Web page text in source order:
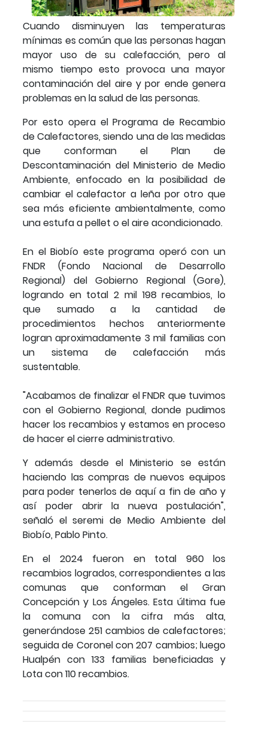
Cuando disminuyen las temperaturas
mínimas es común que las personas hagan
mayor uso de su calefacción, pero al
mismo tiempo esto provoca una mayor
contaminación del aire y por ende genera
problemas en la salud de las personas.
Por esto opera el Programa de Recambio
de Calefactores, siendo una de las medidas
que conforman el Plan de
Descontaminación del Ministerio de Medio
Ambiente, enfocado en la posibilidad de
cambiar el calefactor a leña por otro que
sea más eficiente ambientalmente, como
una estufa a pellet o el aire acondicionado.
En el Biobío este programa operó con un
FNDR (Fondo Nacional de Desarrollo
Regional) del Gobierno Regional (Gore),
logrando en total 2 mil 198 recambios, lo
que sumado a la cantidad de
procedimientos hechos anteriormente
logran aproximadamente 3 mil familias con
un sistema de calefacción más
sustentable.
"Acabamos de finalizar el FNDR que tuvimos
con el Gobierno Regional, donde pudimos
hacer los recambios y estamos en proceso
de hacer el cierre administrativo.
Y además desde el Ministerio se están
haciendo las compras de nuevos equipos
para poder tenerlos de aquí a fin de año y
así poder abrir la nueva postulación",
señaló el seremi de Medio Ambiente del
Biobío, Pablo Pinto.
En el 2024 fueron en total 960 los
recambios logrados, correspondientes a las
comunas que conforman el Gran
Concepción y Los Ángeles. Esta última fue
la comuna con la cifra más alta,
generándose 251 cambios de calefactores;
seguida de Coronel con 207 cambios; luego
Hualpén con 133 familias beneficiadas y
Lota con 110 recambios.